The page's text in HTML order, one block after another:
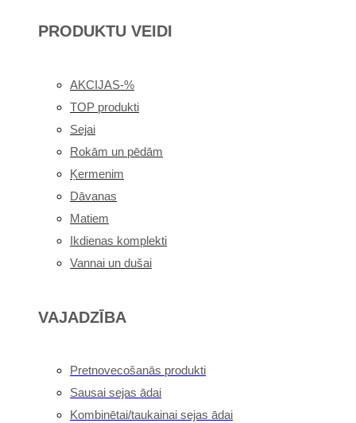
PRODUKTU VEIDI
AKCIJAS-%
TOP produkti
Sejai
Rokām un pēdām
Ķermenim
Dāvanas
Matiem
Ikdienas komplekti
Vannai un dušai
VAJADZĪBA
Pretnovecošanās produkti
Sausai sejas ādai
Kombinētai/taukainai sejas ādai